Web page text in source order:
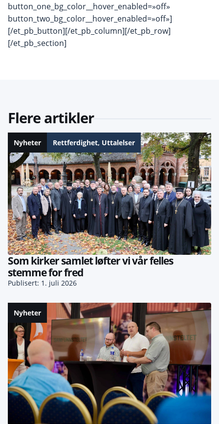
button_one_bg_color__hover_enabled=»off»
button_two_bg_color__hover_enabled=»off»]
[/et_pb_button][/et_pb_column][/et_pb_row]
[/et_pb_section]
Flere artikler
Nyheter Rettferdighet, Uttalelser
Som kirker samlet løfter vi vår felles
stemme for fred
Publisert: 1. juli 2026
Nyheter